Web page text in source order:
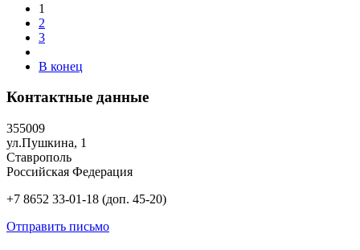
1
2
3
В конец
Контактные данные
355009
ул.Пушкина, 1
Ставрополь
Российская Федерация
+7 8652 33-01-18 (доп. 45-20)
Отправить письмо